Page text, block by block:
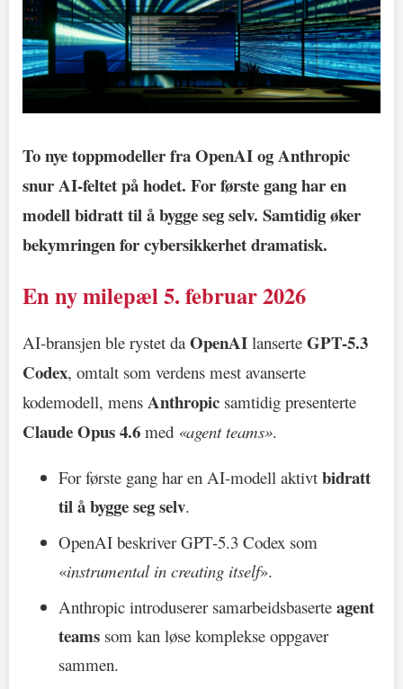
To nye toppmodeller fra OpenAI og Anthropic
snur AI-feltet på hodet. For første gang har en
modell bidratt til å bygge seg selv. Samtidig øker
bekymringen for cybersikkerhet dramatisk.
En ny milepæl 5. februar 2026
AI-bransjen ble rystet daOpenAI lanserte GPT-5.3
Codex, omtalt som verdens mest avanserte
kodemodell, mens Anthropic samtidig presenterte
Claude Opus 4.6 med «agent teams».
For første gang har en AI-modell aktivt bidratt
til å bygge seg selv.
OpenAI beskriver GPT-5.3 Codex som
«instrumental in creating itself».
Anthropic introduserer samarbeidsbaserte agent
teams som kan løse komplekse oppgaver
sammen.